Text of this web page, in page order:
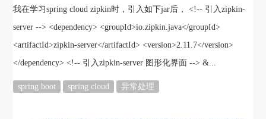
我在学习spring cloud zipkin时，引入如下jar后， <!-- 引入zipkin-
server --> <dependency> <groupId>io.zipkin.java</groupId>
<artifactId>zipkin-server</artifactId> <version>2.11.7</version>
</dependency> <!-- 引入zipkin-server 图形化界面 --> &...
spring boot spring cloud 异常处理